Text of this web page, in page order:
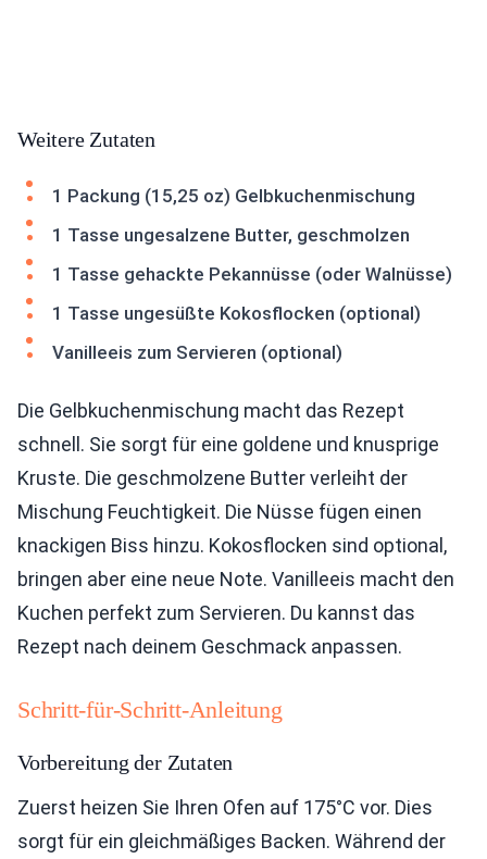
Weitere Zutaten
1 Packung (15,25 oz) Gelbkuchenmischung
1 Tasse ungesalzene Butter, geschmolzen
1 Tasse gehackte Pekannüsse (oder Walnüsse)
1 Tasse ungesüßte Kokosflocken (optional)
Vanilleeis zum Servieren (optional)
Die Gelbkuchenmischung macht das Rezept
schnell. Sie sorgt für eine goldene und knusprige
Kruste. Die geschmolzene Butter verleiht der
Mischung Feuchtigkeit. Die Nüsse fügen einen
knackigen Biss hinzu. Kokosflocken sind optional,
bringen aber eine neue Note. Vanilleeis macht den
Kuchen perfekt zum Servieren. Du kannst das
Rezept nach deinem Geschmack anpassen.
Schritt-für-Schritt-Anleitung
Vorbereitung der Zutaten
Zuerst heizen Sie Ihren Ofen auf 175°C vor. Dies
sorgt für ein gleichmäßiges Backen. Während der